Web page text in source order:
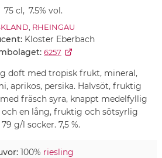
75 cl, 7.5% vol.
RHEINGAU
Kloster Eberbach
6257
doft med tropisk frukt, mineral,
aprikos, persika. Halvsöt, fruktig
fräsch syra, knappt medelfyllig
och en lång, fruktig och sötsyrlig
g/l socker. 7,5 %.
100% riesling